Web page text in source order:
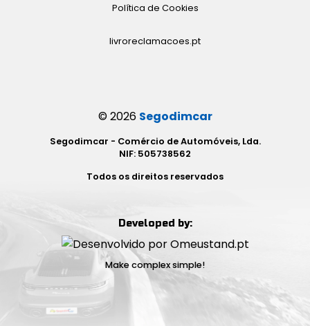
Política de Cookies
livroreclamacoes.pt
© 2026 Segodimcar
Segodimcar - Comércio de Automóveis, Lda.
NIF: 505738562
Todos os direitos reservados
Developed by:
Make complex simple!